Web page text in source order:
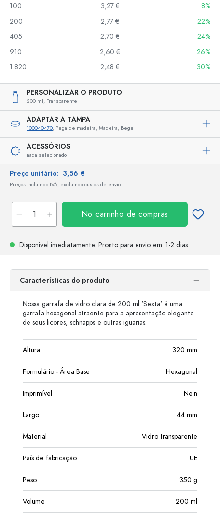
100
3,27 €
8%
200
2,77 €
22%
405
2,70 €
24%
910
2,60 €
26%
1.820
2,48 € 30%
PERSONALIZAR O PRODUTO
200 ml, Transparente
ADAPTAR A TAMPA
100040470, Pega de madeira, Madeira, Bege
ACESSÓRIOS
nada selecionado
Preço unitário: 3,56 €
Preços incluindo IVA, excluindo custos de envio
No carrinho de compras
Disponível imediatamente. Pronto para envio em: 1-2 dias
Características do produto
Nossa garrafa de vidro clara de 200 ml 'Sexta' é uma
garrafa hexagonal atraente para a apresentação elegante
de seus licores, schnapps e outras iguarias.
Altura 320 mm
Formulário - Área Base Hexagonal
Imprimível Nein
Largo 44 mm
Material Vidro transparente
País de fabricação UE
Peso 350 g
Volume 200 ml